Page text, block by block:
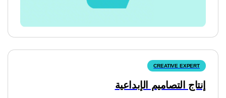
إنتاج التصاميم الإبداعية